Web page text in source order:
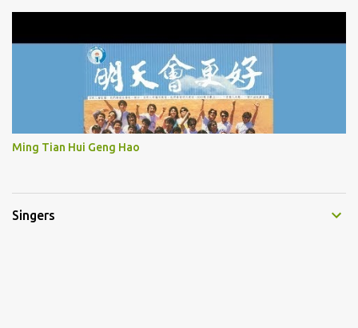
Ming Tian Hui Geng Hao
Singers